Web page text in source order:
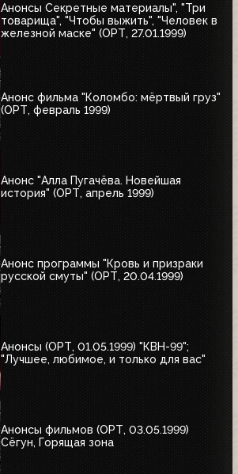
Анонсы Секретные материалы", "Три
товарища", "Чтобы выжить", "Человек в
железной маске" (ОРТ, 27.01.1999)
Анонс фильма "Коломбо: мёртвый груз"
(ОРТ, февраль 1999)
Анонс "Алла Пугачёва. Новейшая
история" (ОРТ, апрель 1999)
Анонс программы "Кровь и призраки
русской смуты" (ОРТ, 20.04.1999)
Анонсы (ОРТ, 01.05.1999) "КВН-99";
"Лучшее, любимое, и только для вас"
Анонсы фильмов (ОРТ, 03.05.1999)
Сёгун, Горящая зона